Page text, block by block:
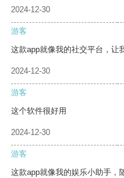
2024-12-30
游客
这款app就像我的社交平台，让
2024-12-30
游客
这个软件很好用
2024-12-30
游客
这款app就像我的娱乐小助手，